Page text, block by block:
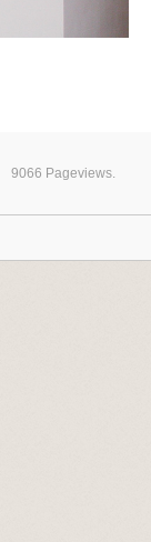
9066 Pageviews.